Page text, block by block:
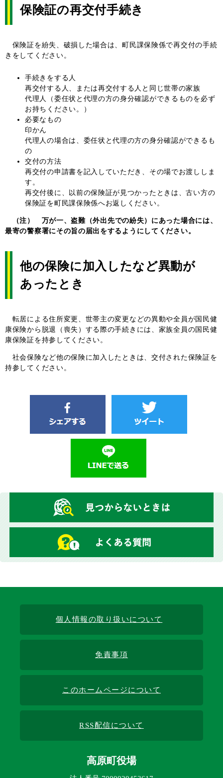
保険証の再交付手続き
保険証を紛失、破損した場合は、町民課保険係で再交付の手続
きをしてください。
手続きをする人
再交付する人、または再交付する人と同じ世帯の家族
代理人（委任状と代理の方の身分確認ができるものを必ず
お持ちください。）
必要なもの
印かん
代理人の場合は、委任状と代理の方の身分確認ができるも
の
交付の方法
再交付の申請書を記入していただき、その場でお渡ししま
す。
再交付後に、以前の保険証が見つかったときは、古い方の
保険証を町民課保険係へお返しください。
（注） 万が一、盗難（外出先での紛失）にあった場合には、
最寄の警察署にその旨の届出をするようにしてください。
他の保険に加入したなど異動が
あったとき
転居による住所変更、世帯主の変更などの異動や全員が国民健
康保険から脱退（喪失）する際の手続きには、家族全員の国民健
康保険証を持参してください。
社会保険など他の保険に加入したときは、交付された保険証を
持参してください。
個人情報の取り扱いについて
免責事項
このホームページについて
RSS配信について
高原町役場